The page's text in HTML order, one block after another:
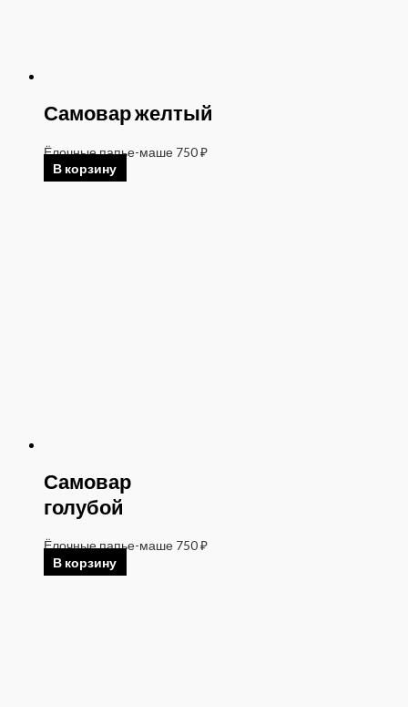
Самовар желтый
Ёлочные папье-маше 750₽
В корзину
Самовар
голубой
Ёлочные папье-маше 750₽
В корзину